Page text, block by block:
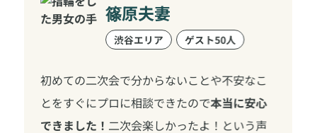
篠原夫妻
渋谷エリア ゲスト50人
初めての二次会で分からないことや不安なこ
とをすぐにプロに相談できたので本当に安心
できました！ 二次会楽しかったよ！という声